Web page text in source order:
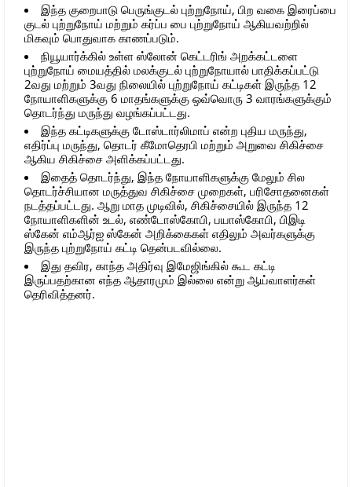
இந்த குறைபாடு பெருங்குடல் புற்றுநோய், பிற வகை இரைப்பை
குடல் புற்றுநோய் மற்றும் கர்ப்ப பை புற்றுநோய் ஆகியவற்றில்
மிகவும் பொதுவாக காணப்படும்.
நியூயார்க்கில் உள்ள ஸ்லோன் கெட்டரிங் அறக்கட்டளை
புற்றுநோய் மையத்தில் மலக்குடல் புற்றுநோயால் பாதிக்கப்பட்டு
2வது மற்றும் 3வது நிலையில் புற்றுநோய் கட்டிகள் இருந்த 12
நோயாளிகளுக்கு 6 மாதங்களுக்கு ஒவ்வொரு 3 வாரங்களுக்கும்
தொடர்ந்து மருந்து வழங்கப்பட்டது.
இந்த கட்டிகளுக்கு டோஸ்டார்லிமாப் என்ற புதிய மருந்து,
எதிர்ப்பு மருந்து, தொடர் கீமோதெரபி மற்றும் அறுவை சிகிச்சை
ஆகிய சிகிச்சை அளிக்கப்பட்டது.
இதைத் தொடர்ந்து, இந்த நோயாளிகளுக்கு மேலும் சில
தொடர்ச்சியான மருத்துவ சிகிச்சை முறைகள், பரிசோதனைகள்
நடத்தப்பட்டது. ஆறு மாத முடிவில், சிகிச்சையில் இருந்த 12
நோயாளிகளின் உடல், எண்டோஸ்கோபி, பயாஸ்கோபி, பிஇடி
ஸ்கேன் எம்ஆர்ஐ ஸ்கேன் அறிக்கைகள் எதிலும் அவர்களுக்கு
இருந்த புற்றுநோய் கட்டி தென்படவில்லை.
இது தவிர, காந்த அதிர்வு இமேஜிங்கில் கூட கட்டி
இருப்பதற்கான எந்த ஆதாரமும் இல்லை என்று ஆய்வாளர்கள்
தெரிவித்தனர்.